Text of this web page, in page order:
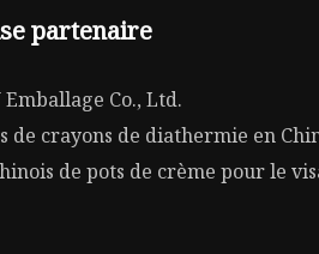
partenaire
Co., Ltd.
de crayons de diathermie en
de pots de crème pour le